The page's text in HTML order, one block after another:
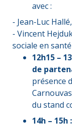
avec :
- Jean-Luc
- Vincent
sociale en
12h15 –
de
présence
du stand
14h –